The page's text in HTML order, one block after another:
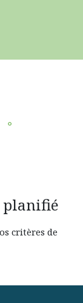
planifié
critères de